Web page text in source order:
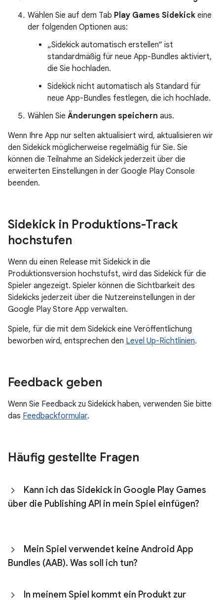
Wählen Sie auf dem Tab Play Games Sidekick eine
der folgenden Optionen aus:
„Sidekick automatisch erstellen“ ist
standardmäßig für neue App-Bundles aktiviert,
die Sie hochladen.
Sidekick nicht automatisch als Standard für
neue App-Bundles festlegen, die ich hochlade.
Wählen Sie Änderungen speichern aus.
Wenn Ihre App nur selten aktualisiert wird, aktualisieren wir
den Sidekick möglicherweise regelmäßig für Sie. Sie
können die Teilnahme an Sidekick jederzeit über die
erweiterten Einstellungen in der Google Play Console
beenden.
Sidekick in Produktions-Track
hochstufen
Wenn du einen Release mit Sidekick in die
Produktionsversion hochstufst, wird das Sidekick für die
Spieler angezeigt. Spieler können die Sichtbarkeit des
Sidekicks jederzeit über die Nutzereinstellungen in der
Google Play Store App verwalten.
Spiele, für die mit dem Sidekick eine Veröffentlichung
beworben wird, entsprechen den Level Up-Richtlinien.
Feedback geben
Wenn Sie Feedback zu Sidekick haben, verwenden Sie bitte
das Feedbackformular.
Häufig gestellte Fragen
Kann ich das Sidekick in Google Play Games
über die Publishing API in mein Spiel einfügen?
Mein Spiel verwendet keine Android App
Bundles (AAB). Was soll ich tun?
In meinem Spiel kommt ein Produkt zur